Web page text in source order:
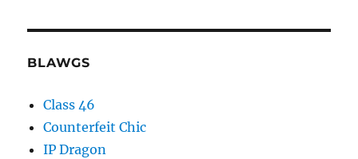
BLAWGS
Class 46
Counterfeit Chic
IP Dragon